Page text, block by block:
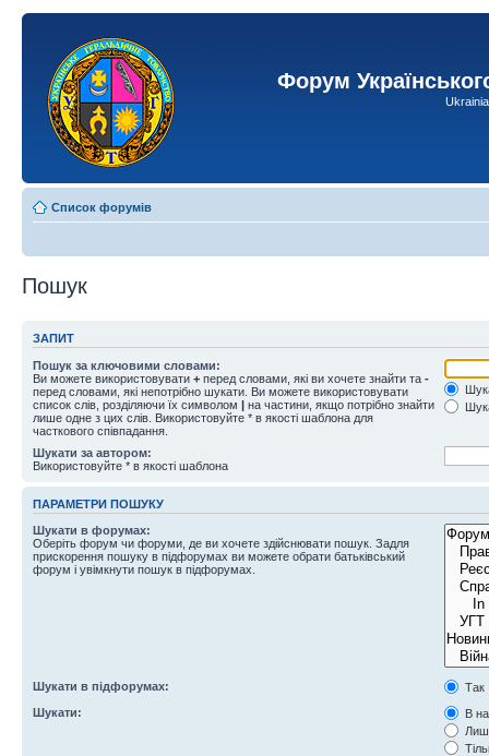
Форум
Список форумів
Пошук
ЗАПИТ
Пошук за ключовими словами:
Ви можете використовувати + перед словами, які ви хочете знайти та -
перед словами, які непотрібно шукати. Ви можете використовувати
список слів, розділяючи їх символом | на частини, якщо потрібно знайти
лише одне з цих слів. Використовуйте * в якості шаблона для
часткового співпадання.
Шукати за автором:
Використовуйте * в якості шаблона
ПАРАМЕТРИ ПОШУКУ
Шукати в форумах:
Оберіть форум чи форуми, де ви хочете здійснювати пошук. Задля
прискорення пошуку в підфорумах ви можете обрати батьківський
форум і увімкнути пошук в підфорумах.
Шукати в підфорумах:
Так
Шукати:
В